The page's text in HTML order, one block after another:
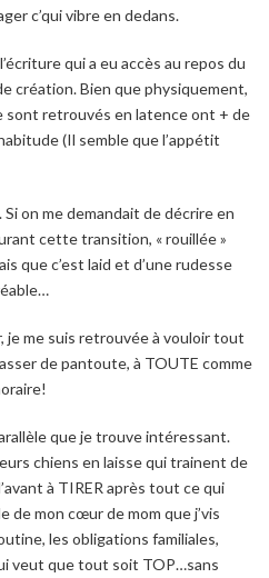
c’qui vibre en dedans.
qui a eu accès au repos du
création. Bien que physiquement,
sont retrouvés en latence ont + de
(Il semble que l’appétit
Si on me demandait de décrire en
cette transition, « rouillée »
que c’est laid et d’une rudesse
je me suis retrouvée à vouloir tout
de pantoute, à TOUTE comme
que je trouve intéressant.
chiens en laisse qui trainent de
à TIRER après tout ce qui
de mon cœur de mom que j’vis
les obligations familiales,
veut que tout soit TOP…sans